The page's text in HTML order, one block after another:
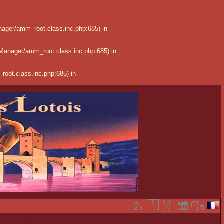
amm_root.class.inc.php:685) in
amm_root.class.inc.php:685) in
in